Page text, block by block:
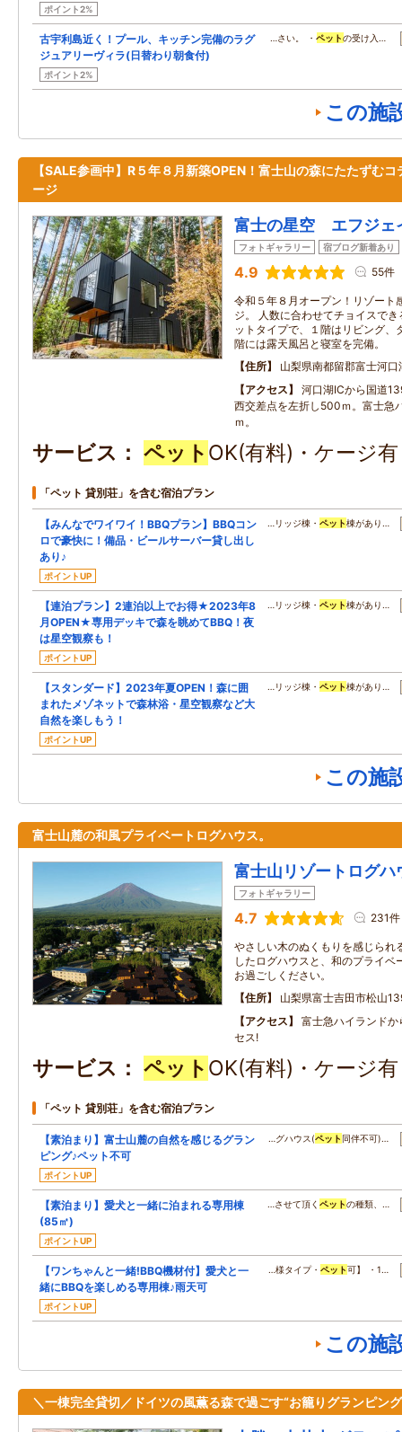
ポイント2%
古宇利島近く！プール、キッチン完備のラグ
ジュアリーヴィラ(日替わり朝食付)
ポイント2%
…さい。 ・ペットの受け入…
この施
【SALE参画中】R５年８月新築OPEN！富士山の森にたたずむコ
ージ
富士の星空 エフジェ
フォトギャラリー 宿ブログ新着あり
4.9 55件
令和５年８月オープン！リゾート
ジ。 人数に合わせてチョイスで
ットタイプで、１階はリビング、
階には露天風呂と寝室を完備。
住所
山梨県南都留郡富士河
アクセス
河口湖ICから国道
西交差点を左折し500ｍ。富士急
ｍ。
サービス ペット OK(有料)・ケージ
「ペット 貸別荘」を含む宿泊プラン
【みんなでワイワイ！BBQプラン】BBQコン
ロで豪快に！備品・ビールサーバー貸し出し
あり♪
ポイントUP
…リッジ棟・ ペット棟があり…
【連泊プラン】2連泊以上でお得★2023年8
月OPEN★専用デッキで森を眺めてBBQ！夜
は星空観察も！
ポイントUP
…リッジ棟・ ペット棟があり…
【スタンダード】2023年夏OPEN！森に囲
まれたメゾネットで森林浴・星空観察など大
自然を楽しもう！
ポイントUP
…リッジ棟・ ペット棟があり…
この施
富士山麓の和風プライベートログハウス。
富士山リゾートログ
フォトギャラリー
4.7 231件
やさしい木のぬくもりを感じられ
したログハウスと、和のプライベ
お過ごしください。
住所
山梨県富士吉田市松山
アクセス
富士急ハイランド
セス!
サービス ペット OK(有料)・ケージ
「ペット 貸別荘」を含む宿泊プラン
【素泊まり】富士山麓の自然を感じるグラン
ピング♪ペット不可
ポイントUP
…グハウス(ペット 同伴不可)…
【素泊まり】愛犬と一緒に泊まれる専用棟
(85㎡)
ポイントUP
…させて頂く ペットの種類、…
【ワンちゃんと一緒!BBQ機材付】愛犬と一
緒にBBQを楽しめる専用棟♪雨天可
ポイントUP
…様タイプ・ ペット可】 ・1…
この施
＼一棟完全貸切／ドイツの風薫る森で過ごす“お籠りグランピン